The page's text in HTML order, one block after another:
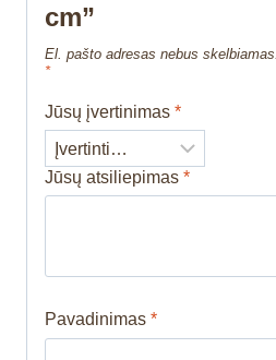
cm”
El. pašto adresas nebus skelbiamas.
*
Jūsų įvertinimas *
Jūsų atsiliepimas *
Pavadinimas *